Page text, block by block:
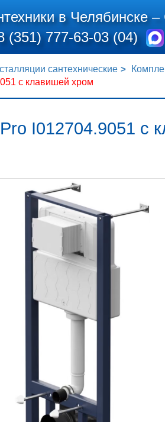
в Челябинске –
(351) 777-63-03 (04)
сантехнические
с клавишей хром
I012704.9051 с